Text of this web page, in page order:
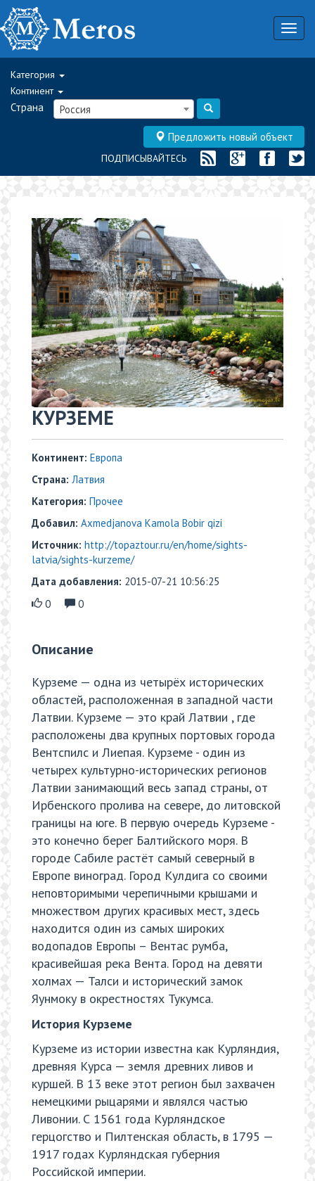
Категория
Континент
Страна Россия
Предложить новый объект
ПОДПИСЫВАЙТЕСЬ
КУРЗЕМЕ
Континент: Европа
Страна: Латвия
Категория: Прочее
Добавил: Axmedjanova Kamola Bobir qizi
Источник: http://topaztour.ru/en/home/sights-
latvia/sights-kurzeme/
Дата добавления: 2015-07-21 10:56:25
0
0
Описание
Курземе — одна из четырёх исторических
областей, расположенная в западной части
Латвии. Курземе — это край Латвии , где
расположены два крупных портовых города
Вентспилс и Лиепая. Курземе - один из
четырех культурно-исторических регионов
Латвии занимающий весь запад страны, от
Ирбенского пролива на севере, до литовской
границы на юге. В первую очередь Курземе -
это конечно берег Балтийского моря. В
городе Сабиле растёт самый северный в
Европе виноград. Город Кулдига со своими
неповторимыми черепичными крышами и
множеством других красивых мест, здесь
находится один из самых широких
водопадов Европы – Вентас румба,
красивейшая река Вента. Город на девяти
холмах — Талси и исторический замок
Яунмоку в окрестностях Тукумса.
История Курземе
Курземе из истории известна как Курляндия,
древняя Курса — земля древних ливов и
куршей. В 13 веке этот регион был захвачен
немецкими рыцарями и являлся частью
Ливонии. С 1561 года Курляндское
герцогство и Пилтенская область, в 1795 —
1917 годах Курляндская губерния
Российской империи.